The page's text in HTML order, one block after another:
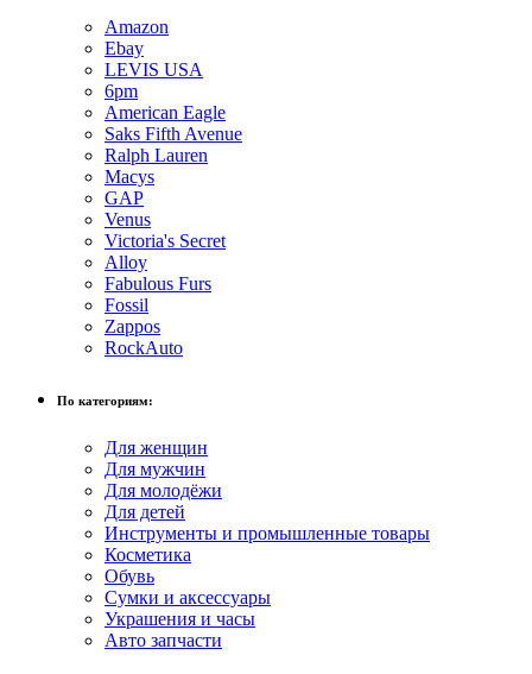
Amazon
Ebay
LEVIS USA
6pm
American Eagle
Saks Fifth Avenue
Ralph Lauren
Macys
GAP
Venus
Victoria's Secret
Alloy
Fabulous Furs
Fossil
Zappos
RockAuto
По категориям:
Для женщин
Для мужчин
Для молодёжи
Для детей
Инструменты и промышленные товары
Косметика
Обувь
Сумки и аксессуары
Украшения и часы
Авто запчасти